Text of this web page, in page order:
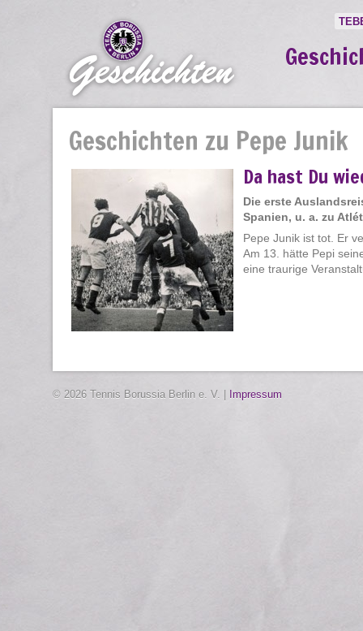
Geschichten zu Pepe Junik
Da hast Du
Die erste
Spanien, u. a. zu
Pepe Junik ist tot. Er
Am 13. hätte Pepi
eine traurige
© 2026 Tennis Borussia Berlin e. V. | Impressum